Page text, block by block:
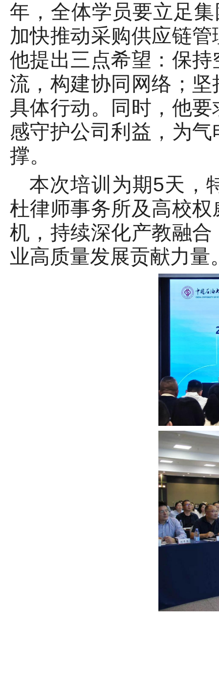
年，全体学员要立足
加快推动采购供应链
他提出三点希望：保
流，构建协同网络；
具体行动。同时，他
感守护公司利益，为
撑。
本次培训为期5天，
杜律师事务所及高校
机，持续深化产教融
业高质量发展贡献力量